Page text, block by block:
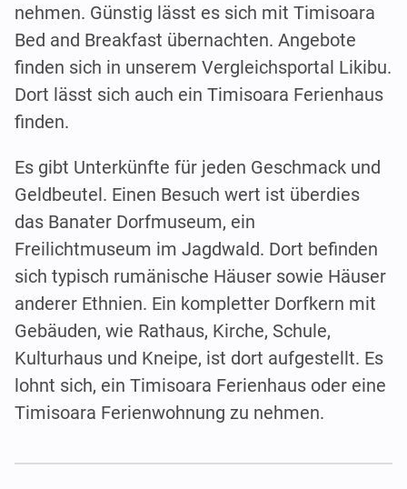
nehmen. Günstig lässt es sich mit Timisoara
Bed and Breakfast übernachten. Angebote
finden sich in unserem Vergleichsportal Likibu.
Dort lässt sich auch ein Timisoara Ferienhaus
finden.
Es gibt Unterkünfte für jeden Geschmack und
Geldbeutel. Einen Besuch wert ist überdies
das Banater Dorfmuseum, ein
Freilichtmuseum im Jagdwald. Dort befinden
sich typisch rumänische Häuser sowie Häuser
anderer Ethnien. Ein kompletter Dorfkern mit
Gebäuden, wie Rathaus, Kirche, Schule,
Kulturhaus und Kneipe, ist dort aufgestellt. Es
lohnt sich, ein Timisoara Ferienhaus oder eine
Timisoara Ferienwohnung zu nehmen.